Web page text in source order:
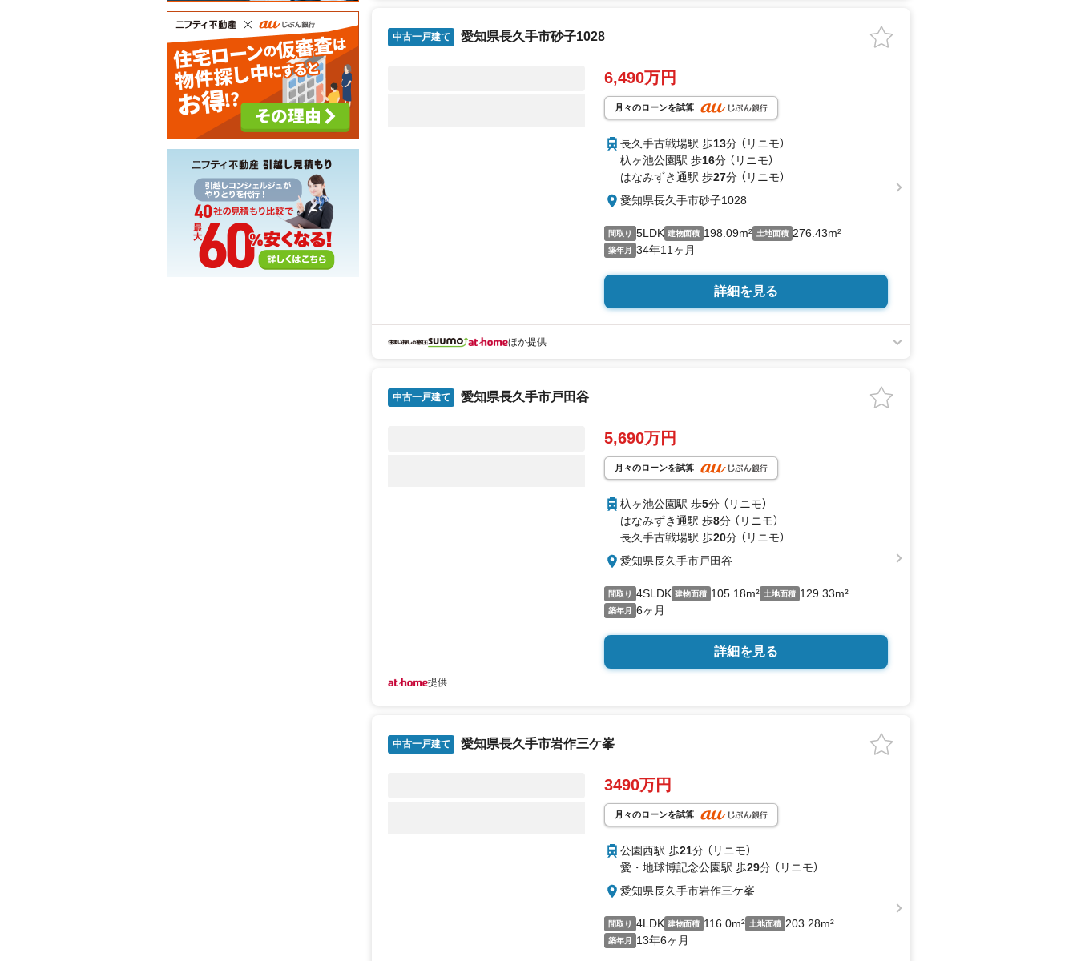
中古一戸建て 愛知県長久手市砂子1028
6,490万円
月々のローンを試算
長久手古戦場駅 歩13分 （リニモ）
杁ヶ池公園駅 歩16分 （リニモ）
はなみずき通駅 歩27分 （リニモ）
愛知県長久手市砂子1028
間取り 5LDK 建物面積 198.09m² 土地面積 276.43m²
築年月 34年11ヶ月
詳細を見る
ほか提供
中古一戸建て 愛知県長久手市戸田谷
5,690万円
月々のローンを試算
杁ヶ池公園駅 歩5分 （リニモ）
はなみずき通駅 歩8分 （リニモ）
長久手古戦場駅 歩20分 （リニモ）
愛知県長久手市戸田谷
間取り 4SLDK 建物面積 105.18m² 土地面積 129.33m²
築年月 6ヶ月
詳細を見る
提供
中古一戸建て 愛知県長久手市岩作三ケ峯
3490万円
月々のローンを試算
公園西駅 歩21分 （リニモ）
愛・地球博記念公園駅 歩29分 （リニモ）
愛知県長久手市岩作三ケ峯
間取り 4LDK 建物面積 116.0m² 土地面積 203.28m²
築年月 13年6ヶ月